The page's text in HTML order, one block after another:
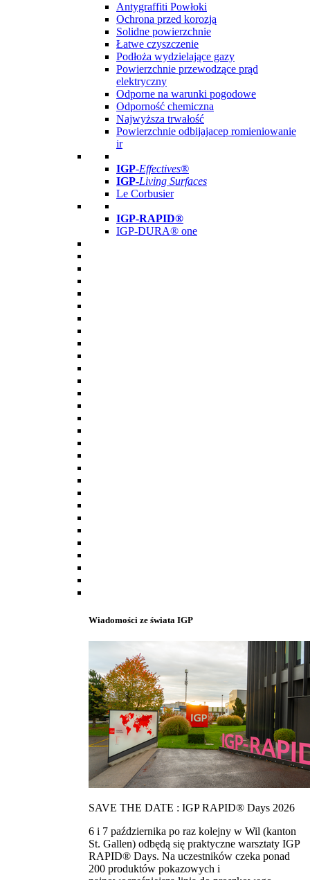
Antygraffiti Powłoki
Ochrona przed korozją
Solidne powierzchnie
Łatwe czyszczenie
Podłoża wydzielające gazy
Powierzchnie przewodzące prąd
elektryczny
Odporne na warunki pogodowe
Odporność chemiczna
Najwyższa trwałość
Powierzchnie odbijajacep romieniowanie
ir
IGP-Effectives®
IGP-Living Surfaces
Le Corbusier
IGP-RAPID®
IGP-DURA® one
Wiadomości ze świata IGP
SAVE THE DATE : IGP RAPID® Days 2026
6 i 7 października po raz kolejny w Wil (kanton
St. Gallen) odbędą się praktyczne warsztaty IGP
RAPID® Days. Na uczestników czeka ponad
200 produktów pokazowych i